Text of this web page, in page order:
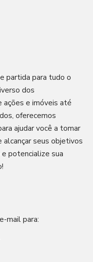
partida para tudo o
dos
e imóveis até
oferecemos
ajudar você a tomar
seus objetivos
potencialize sua
mail para: